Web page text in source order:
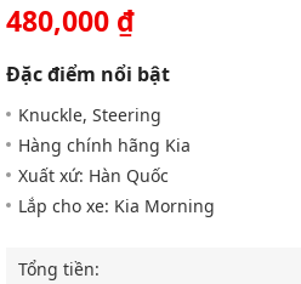
480,000 ₫
Đặc điểm nổi bật
Knuckle, Steering
Hàng chính hãng Kia
Xuất xứ: Hàn Quốc
Lắp cho xe: Kia Morning
Tổng tiền: